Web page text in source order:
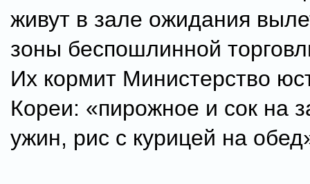
живут в зале ожидания
зоны беспошлинной
Их кормит Министерство
Кореи: «пирожное и сок на
ужин, рис с курицей на